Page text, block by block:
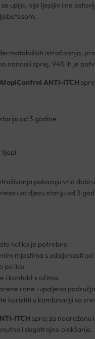
upija, nije ljepljiv i ne
istraživanja,
nanosili sprej, 94% ih je
ANTI-ITCH
od 3 godine
pokazuju vrlo
i za djecu stariju od 3
koliko je potrebno
mjestima s udaljenosti od
po licu
i kontakt s očima
rane i upaljena područja
koristiti u kombinaciji sa
ITCH sprej za
i dugotrajno olakšanje.